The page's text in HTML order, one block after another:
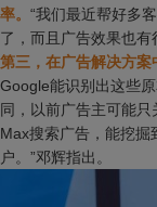
率。 “我们最近帮好多
了，而且广告效果也有
第三，在广告解决方案
Google能识别出这些
同，以前广告主可能
Max搜索广告，能挖掘
户。”邓辉指出。